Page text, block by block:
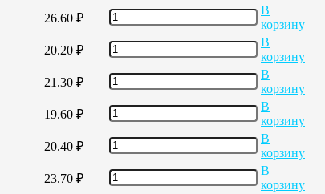
26.60 ₽
В
корзину
20.20 ₽
В
корзину
21.30 ₽
В
корзину
19.60 ₽
В
корзину
20.40 ₽
В
корзину
23.70 ₽
В
корзину